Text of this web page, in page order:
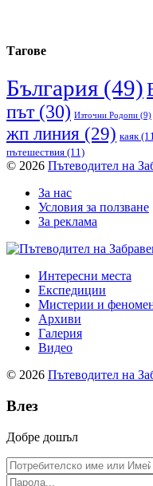
Тагове
България (49)
път(30) Източни Родопи (9)
жп линия (29) каяк
пътешествия (11)
© 2026 Пътеводител на
За нас
Условия за ползване
За реклама
Интересни места
Експедиции
Мистерии и
Архиви
Галерия
Видео
© 2026 Пътеводител на
Влез
Добре дошъл